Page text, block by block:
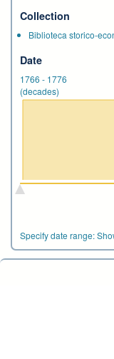
Collection
Biblioteca storico-
Date
1766 - 1776
(decades)
Specify date range: